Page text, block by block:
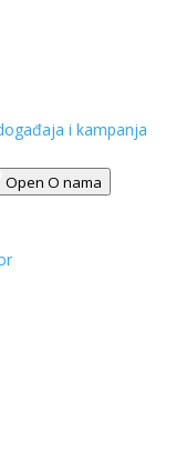
i kampanja
Open O nama